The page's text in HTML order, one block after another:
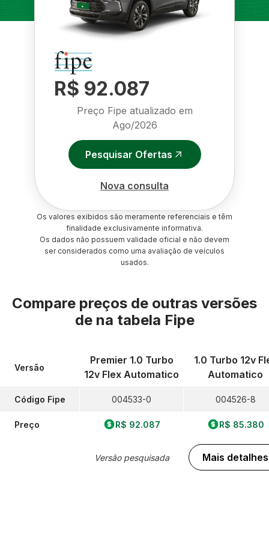
R$ 92.087
Preço Fipe atualizado em
Ago/2026
Pesquisar Ofertas
Nova consulta
Os valores exibidos são meramente referenciais e têm
finalidade exclusivamente informativa.
Os dados não possuem validade oficial e não devem
ser considerados como uma avaliação de veículos
usados.
Compare preços de outras versões
de na tabela Fipe
Versão
Código Fipe
Preço
Premier 1.0 Turbo
12v Flex Automatico
004533-0
R$ 92.087
Versão pesquisada
1.0 Turbo 12v
Automatico
004526-8
R$ 85.380
Mais detalhes